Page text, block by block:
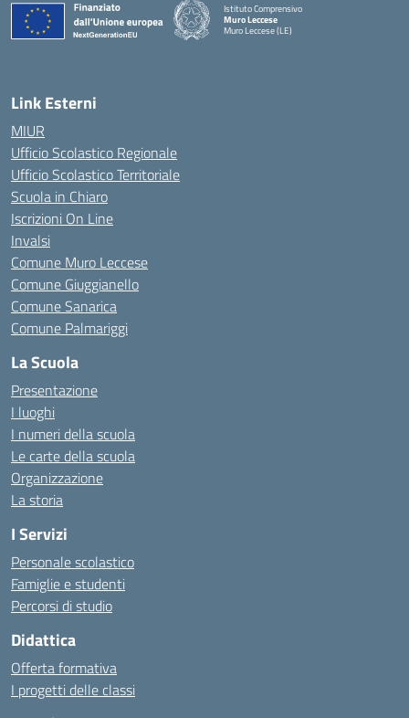
Istituto Comprensivo
Muro Leccese
Muro Leccese (LE)
Link Esterni
MIUR
Ufficio Scolastico Regionale
Ufficio Scolastico Territoriale
Scuola in Chiaro
Iscrizioni On Line
Invalsi
Comune Muro Leccese
Comune Giuggianello
Comune Sanarica
Comune Palmariggi
La Scuola
Presentazione
I luoghi
I numeri della scuola
Le carte della scuola
Organizzazione
La storia
I Servizi
Personale scolastico
Famiglie e studenti
Percorsi di studio
Didattica
Offerta formativa
I progetti delle classi